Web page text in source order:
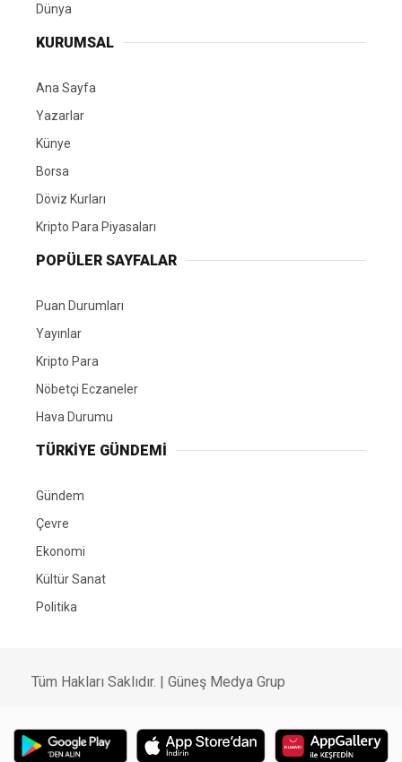
Dünya
KURUMSAL
Ana Sayfa
Yazarlar
Künye
Borsa
Döviz Kurları
Kripto Para Piyasaları
POPÜLER SAYFALAR
Puan Durumları
Yayınlar
Kripto Para
Nöbetçi Eczaneler
Hava Durumu
TÜRKIYE GÜNDEMI
Gündem
Çevre
Ekonomi
Kültür Sanat
Politika
Tüm Hakları Saklıdır. | Güneş Medya Grup